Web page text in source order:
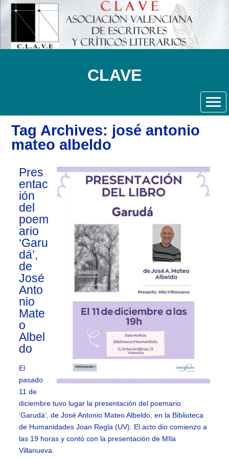
CLAVE
Tag Archives: josé antonio
mateo albeldo
Pres
entac
ión
del
poem
ario
‘Garu
dá’,
de
José
Anto
nio
Mate
o
Albel
do
El
pasado
11 de
diciembre tuvo lugar la presentación del poemario
‘Garudá’, de José Antonio Mateo Albeldo, en la Biblioteca
de Humanidades Joan Regla (UV). El acto dio comienzo a
las 19 horas y contó con la presentación de MIla
Villanueva.